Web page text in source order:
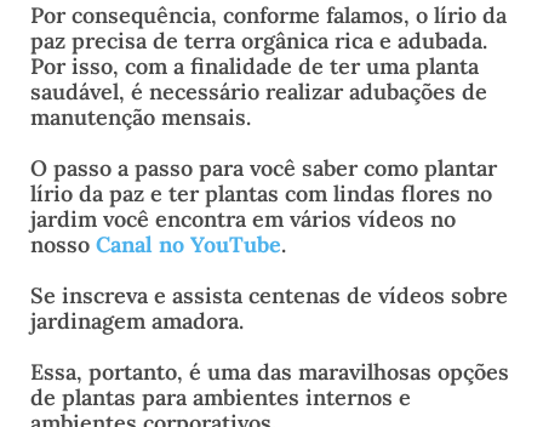
Por consequência, conforme falamos, o lírio da
paz precisa de terra orgânica rica e adubada.
Por isso, com a finalidade de ter uma planta
saudável, é necessário realizar adubações de
manutenção mensais.
O passo a passo para você saber como plantar
lírio da paz e ter plantas com lindas flores no
jardim você encontra em vários vídeos no
nosso Canal no YouTube.
Se inscreva e assista centenas de vídeos sobre
jardinagem amadora.
Essa, portanto, é uma das maravilhosas opções
de plantas para ambientes internos e